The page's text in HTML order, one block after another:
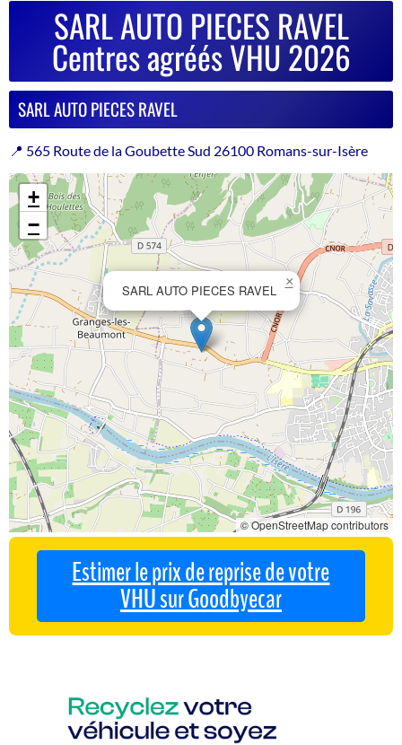
SARL AUTO PIECES RAVEL
Centres agréés VHU 2026
SARL AUTO PIECES RAVEL
📍 565 Route de la Goubette Sud 26100 Romans-sur-Isère
SARL AUTO PIECES RAVEL
×
+
−
© OpenStreetMap contributors
Estimer le prix de reprise de votre
VHU sur Goodbyecar